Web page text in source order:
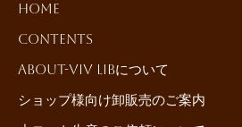
HOME
Contents
About-ViV LiBについて
ショップ様向け卸販売のご案内